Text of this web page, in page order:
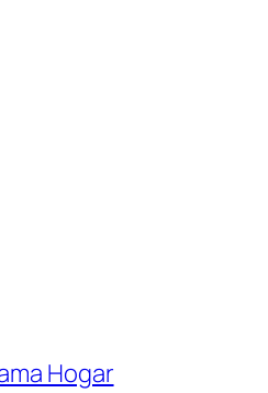
Hogar